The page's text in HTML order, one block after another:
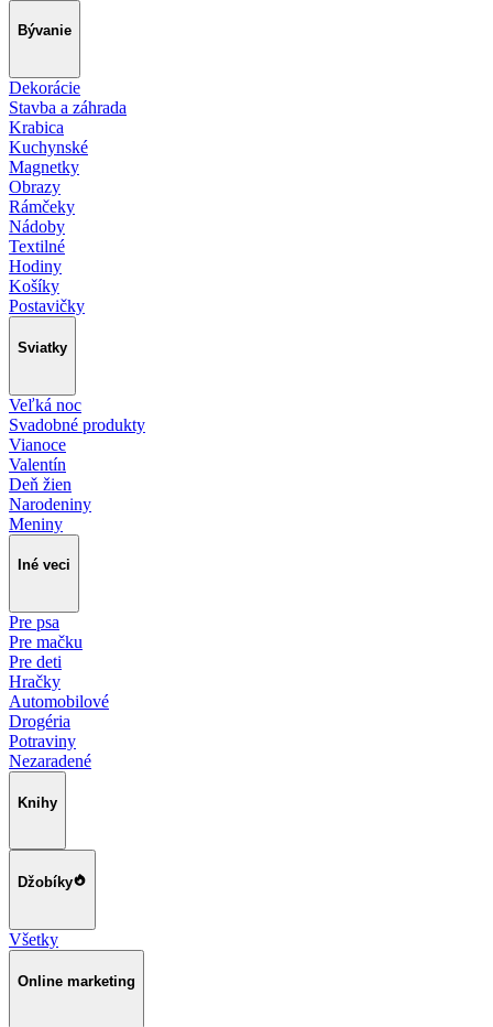
Bývanie
Dekorácie
Stavba a záhrada
Krabica
Kuchynské
Magnetky
Obrazy
Rámčeky
Nádoby
Textilné
Hodiny
Košíky
Postavičky
Sviatky
Veľká noc
Svadobné produkty
Vianoce
Valentín
Deň žien
Narodeniny
Meniny
Iné veci
Pre psa
Pre mačku
Pre deti
Hračky
Automobilové
Drogéria
Potraviny
Nezaradené
Knihy
Džobíky
Všetky
Online marketing